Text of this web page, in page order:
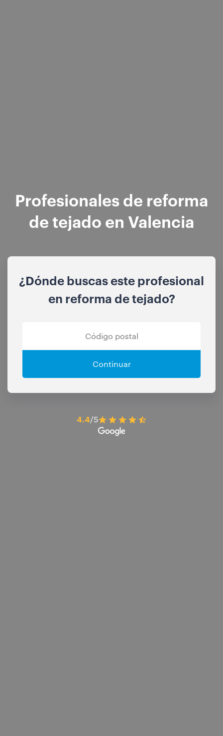
Profesionales de reforma
de tejado en Valencia
¿Dónde buscas este profesional
en reforma de tejado?
Continuar
4.4/5